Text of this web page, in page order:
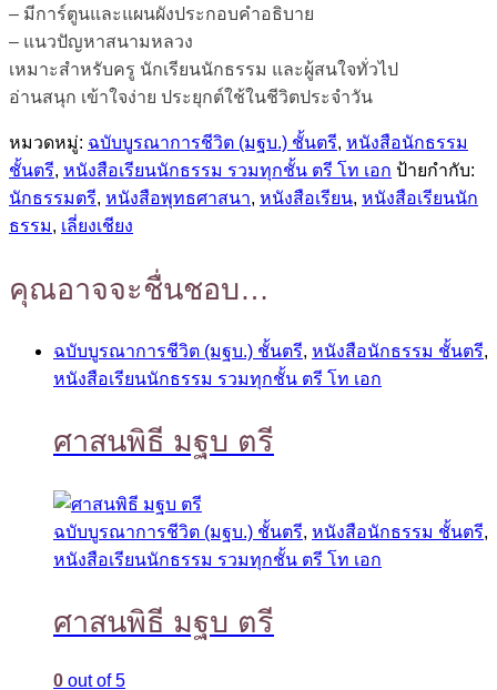
– มีการ์ตูนและแผนผังประกอบคำอธิบาย
– แนวปัญหาสนามหลวง
เหมาะสำหรับครู นักเรียนนักธรรม และผู้สนใจทั่วไป
อ่านสนุก เข้าใจง่าย ประยุกต์ใช้ในชีวิตประจำวัน
หมวดหมู่: ฉบับบูรณาการชีวิต (มฐบ.) ชั้นตรี, หนังสือนักธรรม
ชั้นตรี, หนังสือเรียนนักธรรม รวมทุกชั้น ตรี โท เอก ป้ายกำกับ:
นักธรรมตรี, หนังสือพุทธศาสนา, หนังสือเรียน, หนังสือเรียนนัก
ธรรม, เลี่ยงเชียง
คุณอาจจะชื่นชอบ…
ฉบับบูรณาการชีวิต (มฐบ.) ชั้นตรี, หนังสือนักธรรม ชั้นตรี,
หนังสือเรียนนักธรรม รวมทุกชั้น ตรี โท เอก
ศาสนพิธี มฐบ ตรี
ฉบับบูรณาการชีวิต (มฐบ.) ชั้นตรี, หนังสือนักธรรม ชั้นตรี,
หนังสือเรียนนักธรรม รวมทุกชั้น ตรี โท เอก
ศาสนพิธี มฐบ ตรี
0 out of 5